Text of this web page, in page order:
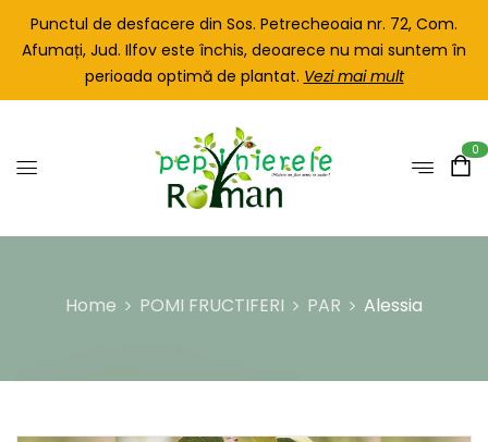
Punctul de desfacere din Sos. Petrecheoaia nr. 72, Com.
Afumați, Jud. Ilfov este închis, deoarece nu mai suntem în
perioada optimă de plantat. Vezi mai mult
0
Home POMI FRUCTIFERI PAR Alessia